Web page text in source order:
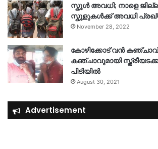
സ്കൂൾ അവധി; നാളെ
സ്കൂളുകൾക്ക് അവധി
November 28, 2022
കോഴിക്കോട് വൻ കഞ്ചാവ്
കഞ്ചാവുമായി
പിടിയിൽ
August 30, 2021
Advertisement